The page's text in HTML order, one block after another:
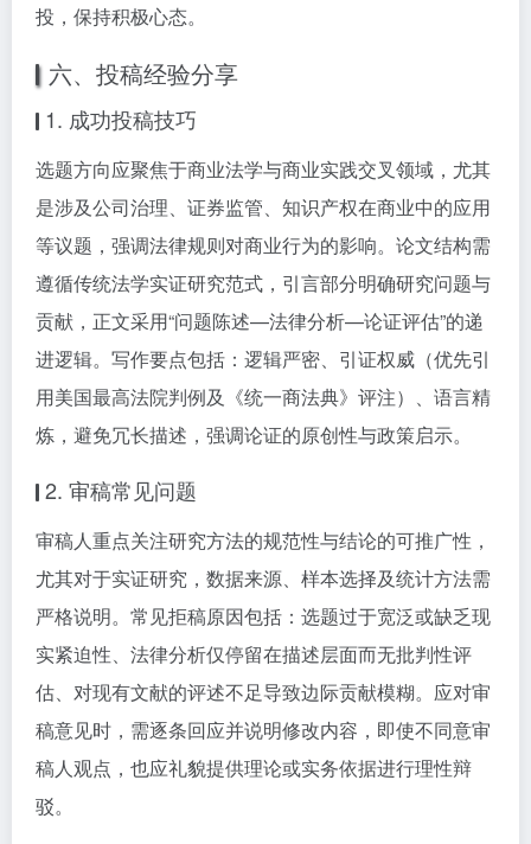
投，保持积极心态。
六、投稿经验分享
1. 成功投稿技巧
选题方向应聚焦于商业法学与商业实践交叉领域，尤其
是涉及公司治理、证券监管、知识产权在商业中的应用
等议题，强调法律规则对商业行为的影响。论文结构需
遵循传统法学实证研究范式，引言部分明确研究问题与
贡献，正文采用“问题陈述—法律分析—论证评估”的递
进逻辑。写作要点包括：逻辑严密、引证权威（优先引
用美国最高法院判例及《统一商法典》评注）、语言精
炼，避免冗长描述，强调论证的原创性与政策启示。
2. 审稿常见问题
审稿人重点关注研究方法的规范性与结论的可推广性，
尤其对于实证研究，数据来源、样本选择及统计方法需
严格说明。常见拒稿原因包括：选题过于宽泛或缺乏现
实紧迫性、法律分析仅停留在描述层面而无批判性评
估、对现有文献的评述不足导致边际贡献模糊。应对审
稿意见时，需逐条回应并说明修改内容，即使不同意审
稿人观点，也应礼貌提供理论或实务依据进行理性辩
驳。